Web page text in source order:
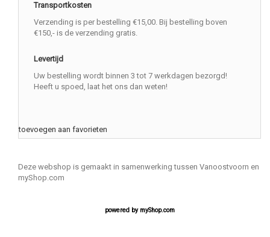
Transportkosten
Verzending is per bestelling €15,00. Bij bestelling boven
€150,- is de verzending gratis.
Levertijd
Uw bestelling wordt binnen 3 tot 7 werkdagen bezorgd!
Heeft u spoed, laat het ons dan weten!
toevoegen aan favorieten
Deze webshop is gemaakt in samenwerking tussen Vanoostvoorn en
myShop.com
powered by myShop.com